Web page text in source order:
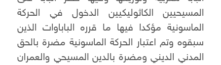
المسيحيين الكاثوليكيين الدخول في الحركة
الماسونية مؤكدا فيها ما قرره الباباوات الذين
سبقوه وتم اعتبار الحركة الماسونية مضرة بالحق
المدني الديني ومضرة بالدين المسيحي والعمران